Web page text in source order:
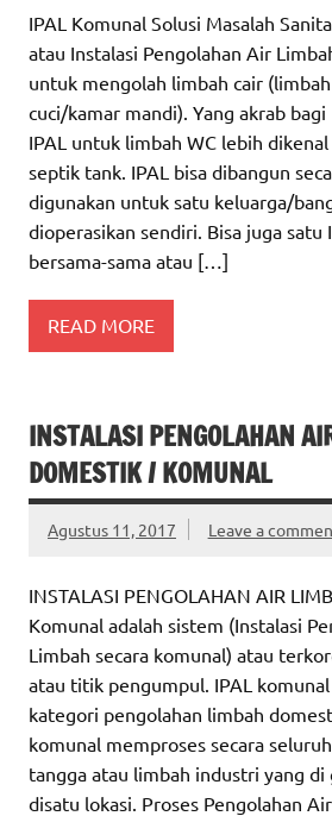
IPAL Komunal Solusi Masalah
atau Instalasi Pengolahan Air
untuk mengolah limbah cair
cuci/kamar mandi). Yang akrab
IPAL untuk limbah WC lebih
septik tank. IPAL bisa dibangun
digunakan untuk satu keluarga/
dioperasikan sendiri. Bisa juga satu
bersama-sama atau […]
READ MORE
INSTALASI PENGOLAHAN
DOMESTIK / KOMUNAL
Agustus 11, 2017 Leave a
INSTALASI PENGOLAHAN AIR
Komunal adalah sistem (Instalasi
Limbah secara komunal) atau
atau titik pengumpul. IPAL komunal
kategori pengolahan limbah
komunal memproses secara
tangga atau limbah industri yang di
disatu lokasi. Proses Pengolahan